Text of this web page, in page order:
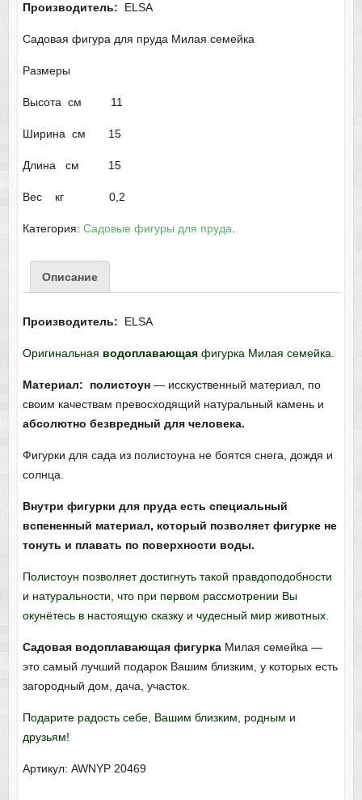
Производитель: ELSA
Садовая фигура для пруда Милая семейка
Размеры
Высота см 11
Ширина см 15
Длина см 15
Вес кг 0,2
Категория: Садовые фигуры для пруда.
Описание
Производитель: ELSA
Оригинальная водоплавающаяфигурка Милая семейка.
Материал: полистоун— исскуственный материал, по
своим качествам превосходящий натуральный камень и
абсолютно безвредный для человека.
Фигурки для сада из полистоуна не боятся снега, дождя и
солнца.
Внутри фигурки для пруда есть специальный
вспененный материал, который позволяет фигурке не
тонуть и плавать по поверхности воды.
Полистоун позволяет достигнуть такой правдоподобности
и натуральности, что при первом рассмотрении Вы
окунётесь в настоящую сказку и чудесный мир животных.
Садовая водоплавающая фигуркаМилая семейка —
это самый лучший подарок Вашим близким, у которых есть
загородный дом, дача, участок.
Подарите радость себе, Вашим близким, родным и
друзьям!
Артикул: AWNYP 20469